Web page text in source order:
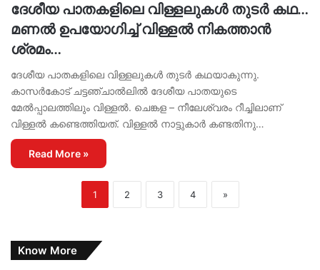
‌ദേശീയ പാതകളിലെ വിള്ളലുകൾ തുടർ കഥ…
മണൽ ഉപയോഗിച്ച് വിള്ളൽ നികത്താൻ
ശ്രമം…
ദേശീയ പാതകളിലെ വിള്ളലുകൾ തുടർ കഥയാകുന്നു.
കാസർകോട് ചട്ടഞ്ചാൽലിൽ ദേശീയ പാതയുടെ
മേൽപ്പാലത്തിലും വിള്ളൽ. ചെങ്കള – നീലേശ്വരം റീച്ചിലാണ്
വിള്ളൽ കണ്ടെത്തിയത്. വിള്ളൽ നാട്ടുകാർ കണ്ടതിനു…
Read More »
1 2 3 4 »
Know More